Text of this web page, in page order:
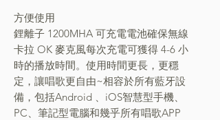
方便使用
鋰離子 1200MHA 可充電電池確保無線
卡拉 OK 麥克風每次充電可獲得 4-6 小
時的播放時間。使用時間更長，更穩
定 ，讓唱歌更自由~相容於所有藍牙設
備，包括Android 、 iOS智慧型手機、
PC
筆記型電腦和幾乎所有唱歌APP